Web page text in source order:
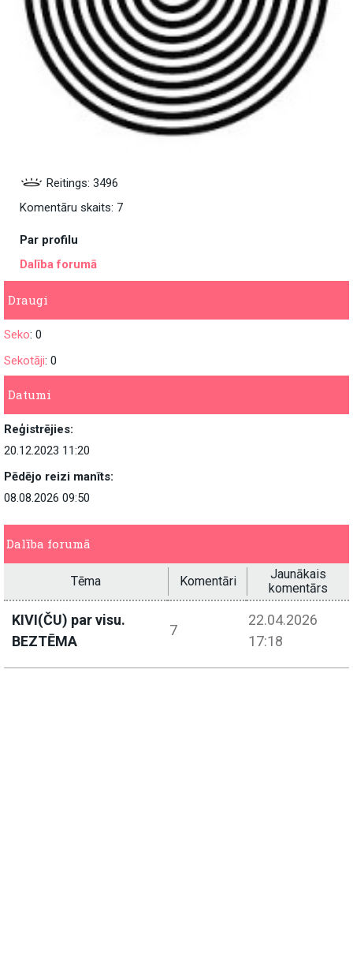
Reitings: 3496
Komentāru skaits: 7
Par profilu
Dalība forumā
Draugi
Seko: 0
Sekotāji: 0
Datumi
Reģistrējies:
20.12.2023 11:20
Pēdējo reizi manīts:
08.08.2026 09:50
Dalība forumā
Tēma Komentāri
Jaunākais
komentārs
KIVI(ČU) par visu.
BEZTĒMA
7
22.04.2026
17:18